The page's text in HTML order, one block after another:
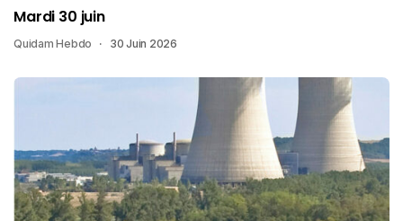
Mardi 30 juin
Quidam Hebdo 30 Juin 2026